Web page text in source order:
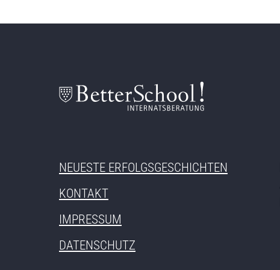
NEUESTE ERFOLGSGESCHICHTEN
KONTAKT
IMPRESSUM
DATENSCHUTZ